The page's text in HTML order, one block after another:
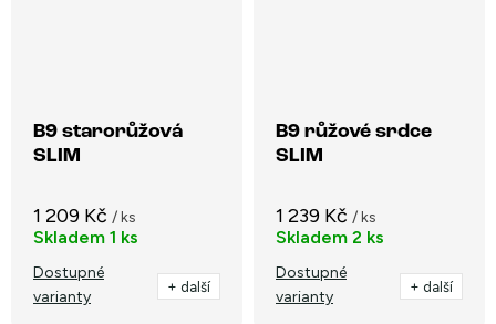
B9 starorůžová
SLIM
1 209 Kč / ks
Skladem 1 ks
Dostupné
varianty
+ další
B9 růžové srdce
SLIM
1 239 Kč / ks
Skladem 2 ks
Dostupné
varianty
+ další